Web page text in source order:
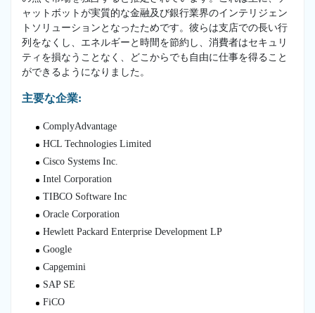
ャットボットが実質的な金融及び銀行業界のインテリジェン
トソリューションとなったためです。彼らは支店での長い行
列をなくし、エネルギーと時間を節約し、消費者はセキュリ
ティを損なうことなく、どこからでも自由に仕事を得ること
ができるようになりました。
主要な企業:
ComplyAdvantage
HCL Technologies Limited
Cisco Systems Inc.
Intel Corporation
TIBCO Software Inc
Oracle Corporation
Hewlett Packard Enterprise Development LP
Google
Capgemini
SAP SE
FiCO